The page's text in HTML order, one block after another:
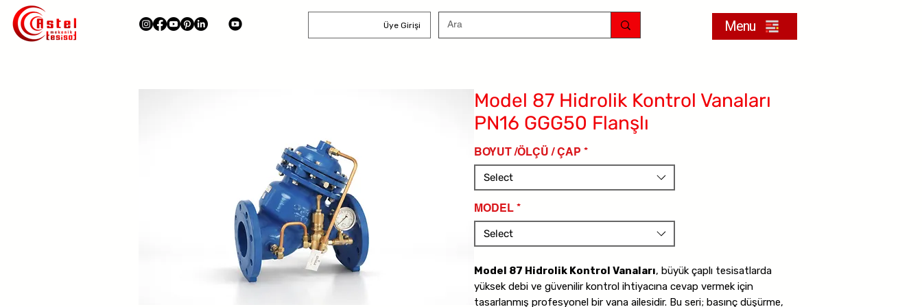
Üye Girişi Menu
Model 87 Hidrolik Kontrol Vanaları
PN16 GGG50 Flanşlı
BOYUT /ÖLÇÜ / ÇAP *
Select
MODEL *
Select
Model 87 Hidrolik Kontrol Vanaları, büyük çaplı tesisatlarda
yüksek debi ve güvenilir kontrol ihtiyacına cevap vermek için
tasarlanmış profesyonel bir vana ailesidir. Bu seri; basınç düşürme,